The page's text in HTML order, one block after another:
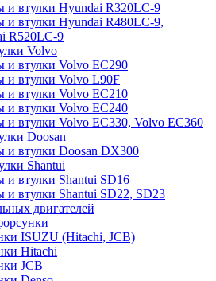
и втулки Hyundai R320LC-9
и втулки Hyundai R480LC-9,
R520LC-9
Volvo
и втулки Volvo EC290
и втулки Volvo L90F
и втулки Volvo EC210
и втулки Volvo EC240
и втулки Volvo EC330, Volvo EC360
Doosan
и втулки Doosan DX300
Shantui
и втулки Shantui SD16
и втулки Shantui SD22, SD23
двигателей
ISUZU (Hitachi, JCB)
Hitachi
JCB